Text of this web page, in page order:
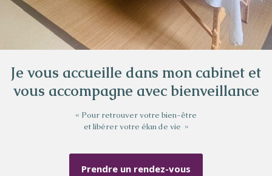
Je vous accueille dans mon cabinet et
vous accompagne avec bienveillance
« Pour retrouver votre bien-être
et libérer votre élan de vie »
Prendre un rendez-vous